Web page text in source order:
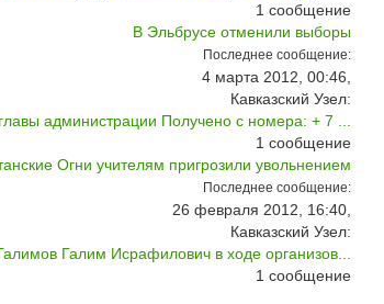
1сообщение
В Эльбрусе отменили выборы
Последнее сообщение:
4 марта 2012, 00:46,
Кавказский Узел:
администрации Получено с номера: + 7 ...
1сообщение
Огни учителям пригрозили увольнением
Последнее сообщение:
26 февраля 2012, 16:40,
Кавказский Узел:
Галим Исрафилович в ходе организов...
1сообщение